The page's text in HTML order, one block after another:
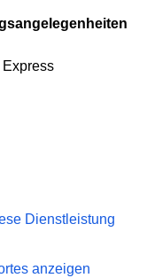
Dienstleistung
anzeigen